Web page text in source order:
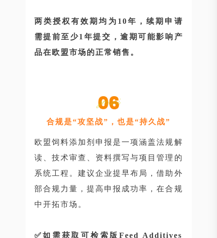
两类授权有效期均为10年 ，续期申请
需提前至少1年提交，逾期可能影响产
品在欧盟市场的正常销售。
合规是“攻坚战”，也是“持久战”
欧盟饲料添加剂申报是一项涵盖法规解
读、技术审查、资料撰写与项目管理的
系统工程。建议企业提早布局，借助外
部合规力量，提高申报成功率，在合规
中开拓市场。
✅️如需获取可检索版Feed Additives